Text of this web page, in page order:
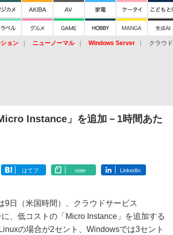
ョン ニューノーマル Windows Server クラウド
Instance」を追加－1時間あた
はてブ note LinkedIn
日（米国時間）、クラウドサービス
、低コストの「Micro Instance」を追加する
の場合が2セント、Windowsでは3セント